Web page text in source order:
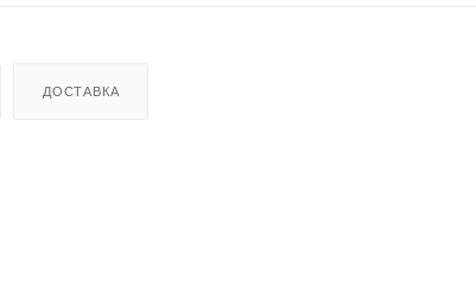
ДОСТАВКА